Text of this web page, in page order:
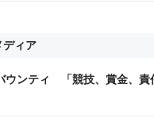
ディア
ウンティ 「競技、賞金、責
バテックLAB